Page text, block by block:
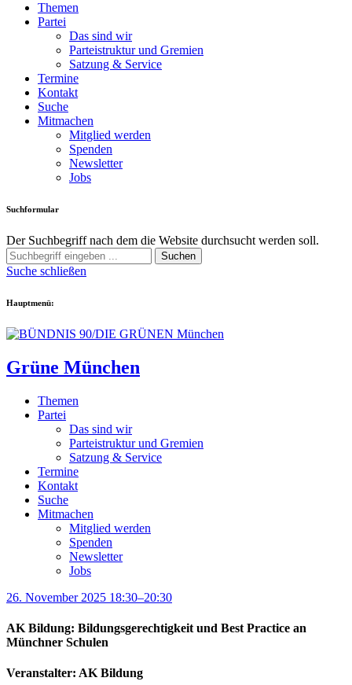
Themen
Partei
Das sind wir
Parteistruktur und Gremien
Satzung & Service
Termine
Kontakt
Suche
Mitmachen
Mitglied werden
Spenden
Newsletter
Jobs
Suchformular
Der Suchbegriff nach dem die Website durchsucht werden soll.
Suchen
Suche schließen
Hauptmenü:
Grüne München
Themen
Partei
Das sind wir
Parteistruktur und Gremien
Satzung & Service
Termine
Kontakt
Suche
Mitmachen
Mitglied werden
Spenden
Newsletter
Jobs
26. November 2025 18:30–20:30
AK Bildung: Bildungsgerechtigkeit und Best Practice an
Münchner Schulen
Veranstalter: AK Bildung